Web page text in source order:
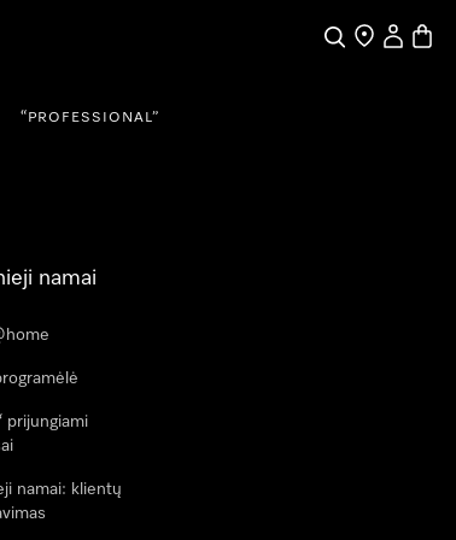
PaieškaPardavėjų
“PROFESSIONAL”
namai
prijungiami
namai: klientų